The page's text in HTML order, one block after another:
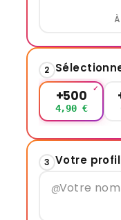
2
+500
4,90 €
3 Votre
@